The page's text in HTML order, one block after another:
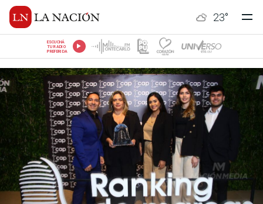
23°
ESCUCHÁ
TU RADIO
PREFERIDA